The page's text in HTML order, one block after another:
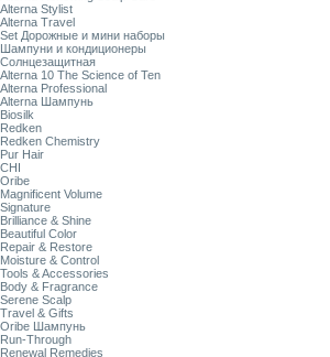
Alterna Stylist
Alterna Travel
Set Дорожные и мини наборы
Шампуни и кондиционеры
Солнцезащитная
Alterna 10 The Science of Ten
Alterna Professional
Alterna Шампунь
Biosilk
Redken
Redken Chemistry
Pur Hair
CHI
Oribe
Magnificent Volume
Signature
Brilliance & Shine
Beautiful Color
Repair & Restore
Moisture & Control
Tools & Accessories
Body & Fragrance
Serene Scalp
Travel & Gifts
Oribe Шампунь
Run-Through
Renewal Remedies